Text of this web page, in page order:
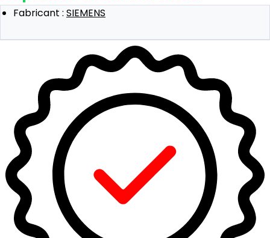
Fabricant : SIEMENS